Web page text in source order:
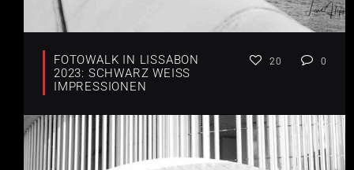
FOTOWALK IN LISSABON
2023: SCHWARZ WEISS I
MPRESSIONEN
20 0